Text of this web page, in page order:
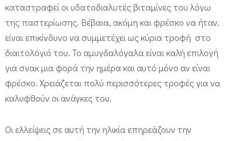
καταστραφεί οι υδατοδιαλυτές βιταμίνες του λόγω
της παστερίωσης. Βέβαια, ακόμη και φρέσκο να ήταν,
είναι επικίνδυνο να συμμετέχει ως κύρια τροφή στο
διαιτολόγιό του. Το αμυγδαλόγαλα είναι καλή επιλογή
για σνακ μια φορά την ημέρα και αυτό μόνο αν είναι
φρέσκο. Χρειάζεται πολύ περισσότερες τροφές για να
καλυφθούν οι ανάγκες του.
Οι ελλείψεις σε αυτή την ηλικία επηρεάζουν την